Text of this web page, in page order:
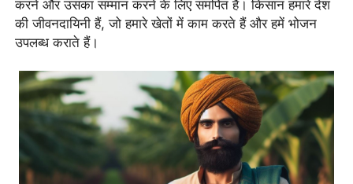
करने और उसका सम्मान करने के लिए समर्पित है। किसान हमारे देश
की जीवनदायिनी हैं, जो हमारे खेतों में काम करते हैं और हमें भोजन
उपलब्ध कराते हैं।